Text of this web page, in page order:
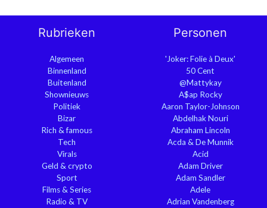
Rubrieken
Algemeen
Binnenland
Buitenland
Shownieuws
Politiek
Bizar
Rich & famous
Tech
Virals
Geld & crypto
Sport
Films & Series
Radio & TV
Personen
'Joker: Folie à Deux'
50 Cent
@Mattykay
A$ap Rocky
Aaron Taylor-Johnson
Abdelhak Nouri
Abraham Lincoln
Acda & De Munnik
Acid
Adam Driver
Adam Sandler
Adele
Adrian Vandenberg